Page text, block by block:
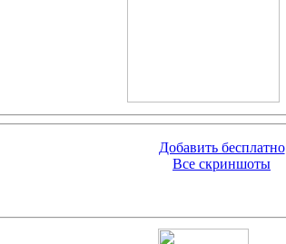
Добавить бесплатно
Все скриншоты